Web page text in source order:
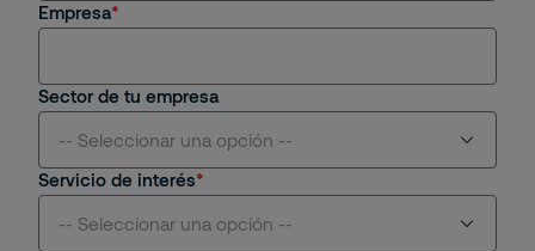
Empresa
Sector de tu empresa
-- Seleccionar una opción --
Servicio de interés
-- Seleccionar una opción --